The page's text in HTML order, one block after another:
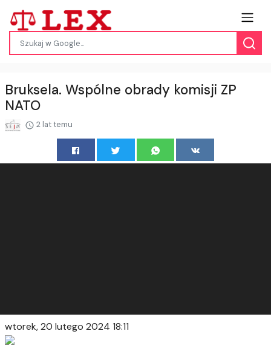
Bruksela. Wspólne obrady komisji ZP
NATO
2 lat temu
wtorek, 20 lutego 2024 18:11